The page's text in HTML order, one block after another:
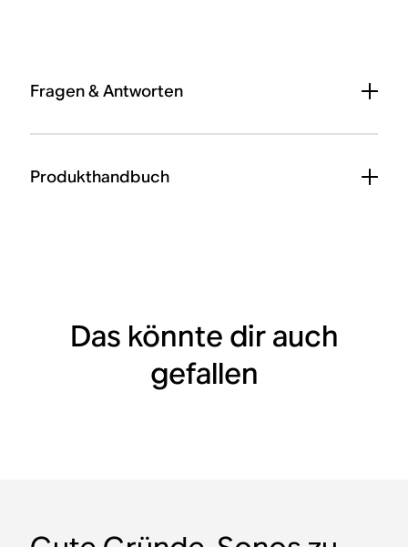
Fragen & Antworten
Produkthandbuch
Das könnte dir auch
gefallen